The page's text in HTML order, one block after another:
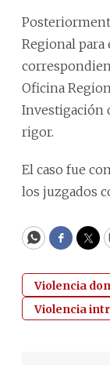
Regional
Oficina
Investigación
rigor.
El caso fue
los juzgados
WhatsApp
Violencia
Violencia